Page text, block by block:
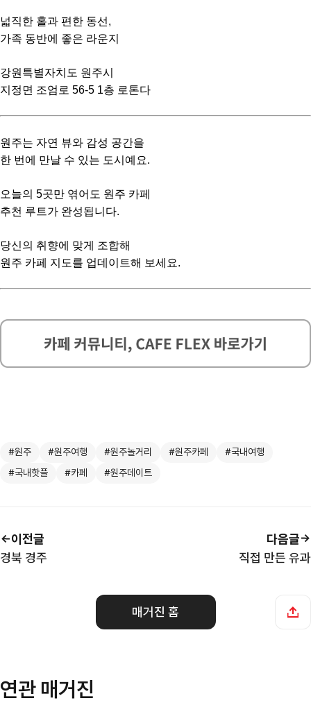
넓직한 홀과 편한 동선,
가족 동반에 좋은 라운지
강원특별자치도 원주시
지정면 조엄로 56-5 1층 로톤다
원주는 자연 뷰와 감성 공간을
한 번에 만날 수 있는 도시예요.
오늘의 5곳만 엮어도 원주 카페
추천 루트가 완성됩니다.
당신의 취향에 맞게 조합해
원주 카페 지도를 업데이트해 보세요.
#원주 #원주여행 #원주놀거리 #원주카페
#국내여행
#국내핫플
#카페 #원주데이트
이전글
경북 경주
직접 만든 유과
다음글
매거진 홈
연관 매거진